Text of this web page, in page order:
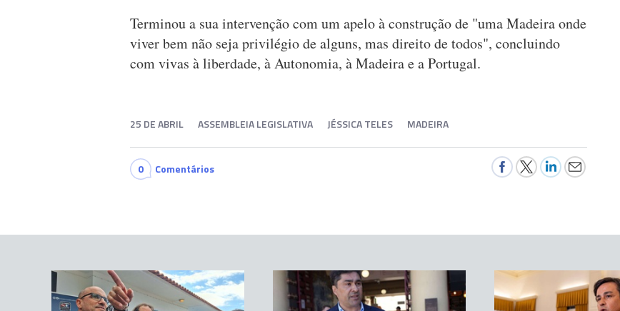
Terminou a sua intervenção com um apelo à construção de "uma Madeira onde
viver bem não seja privilégio de alguns, mas direito de todos", concluindo
com vivas à liberdade, à Autonomia, à Madeira e a Portugal.
25 DE ABRIL ASSEMBLEIA LEGISLATIVA JÉSSICA TELES MADEIRA
0 Comentários